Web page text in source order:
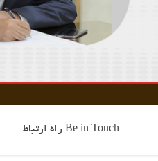
Be in Touch راه ارتباط